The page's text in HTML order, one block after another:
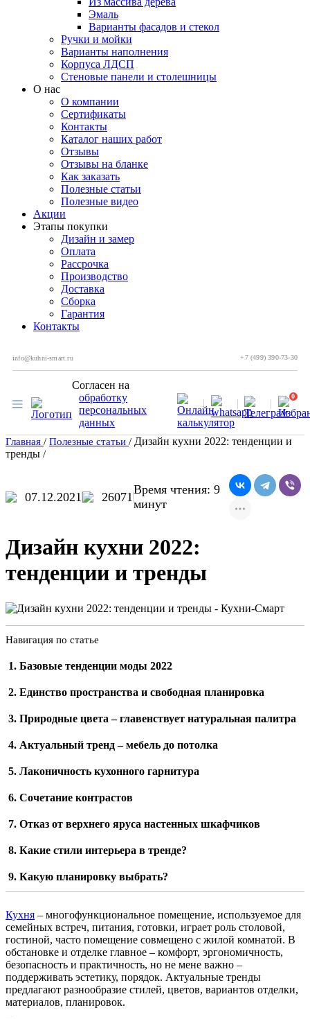
Эмаль
Варианты фасадов и стекол
Ручки и мойки
Варианты наполнения
Корпуса ЛДСП
Стеновые панели и столешницы
О нас
О компании
Сертификаты
Контакты
Каталог наших работ
Отзывы
Отзывы на бланке
Как заказать
Полезные статьи
Полезные видео
Акции
Этапы покупки
Дизайн и замер
Оплата
Рассрочка
Производство
Доставка
Сборка
Гарантия
Контакты
info@kuhni-smart.ru +7 (499) 390-73-30
Согласен на
обработку
персональных
данных
0
Главная / Полезные статьи / Дизайн кухни 2022: тенденции и
тренды /
07.12.2021 26071
Время чтения: 9
минут
Дизайн кухни 2022:
тенденции и тренды
Навигация по статье
Базовые тенденции моды 2022
Единство пространства и свободная планировка
Природные цвета – главенствует натуральная палитра
Актуальный тренд – мебель до потолка
Лаконичность кухонного гарнитура
Сочетание контрастов
Отказ от верхнего яруса настенных шкафчиков
Какие стили интерьера в тренде?
Какую планировку выбрать?
Кухня – многофункциональное помещение, используемое для
семейных встреч, питания, готовки, играет роль столовой,
гостиной, часто помещение совмещено с жилой комнатой. В
обстановке и отделке главное – комфорт, эргономичность,
безопасность и практичность, но не мене важно –
поддерживать эстетику, порядок. Актуальные тренды
предлагают разнообразие стилей, цветов, вариантов отделки,
материалов, планировок.